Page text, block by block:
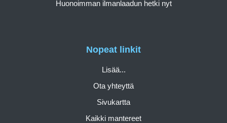
Nopeat linkit
Lisää...
Ota yhteyttä
Sivukartta
Kaikki mantereet
Huonoimman ilmanlaadun hetki nyt